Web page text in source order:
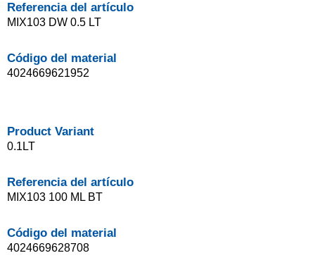
Referencia del artículo
MIX103 DW 0.5 LT
Código del material
4024669621952
Product Variant
0.1LT
Referencia del artículo
MIX103 100 ML BT
Código del material
4024669628708